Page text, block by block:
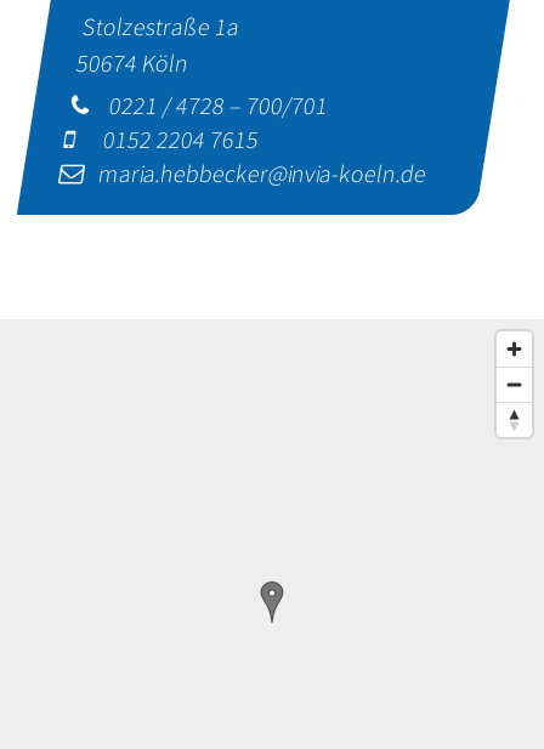
Stolzestraße 1a
50674 Köln
0221 / 4728 – 700/701
0152 2204 7615
maria.hebbecker@invia-koeln.de